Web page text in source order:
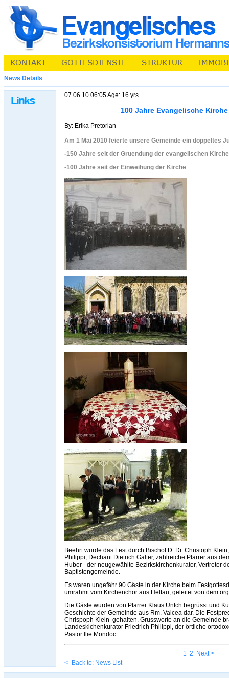
News Details
07.06.10 06:05 Age: 16 yrs
100 Jahre Evangelische
By: Erika Pretorian
Am 1 Mai 2010 feierte unsere Gemeinde ein doppeltes
-150 Jahre seit der Gruendung der evangelischen
-100 Jahre seit der Einweihung der Kirche
Beehrt wurde das Fest durch Bischof D. Dr. Christoph
Philippi, Dechant Dietrich Galter, zahlreiche Pfarrer aus
Huber - der neugewählte Bezirkskirchenkurator, Vertreter
Baptistengemeinde.
Es waren ungefähr 90 Gäste in der Kirche beim
umrahmt vom Kirchenchor aus Heltau, geleitet von dem
Die Gäste wurden von Pfarrer Klaus Untch begrüsst und
Geschichte der Gemeinde aus Rm. Valcea dar. Die
Chrispoph Klein gehalten. Grussworte an die Gemeinde
Landeskichenkurator Friedrich Philippi, der örtliche
Pastor Ilie Mondoc.
1 2
Next >
<- Back to: News List